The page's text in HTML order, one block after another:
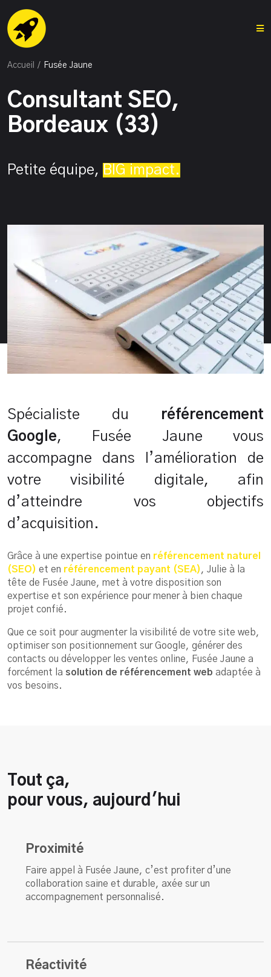
Accueil / Fusée Jaune
Consultant SEO,
Bordeaux (33)
Petite équipe, BIG impact.
Spécialiste du référencement
Google, Fusée Jaune vous
accompagne dans l’amélioration de
votre visibilité digitale, afin
d’atteindre vos objectifs
d’acquisition.
Grâce à une expertise pointue en référencement naturel
(SEO) et en référencement payant (SEA) , Julie à la
tête de Fusée Jaune, met à votre disposition son
expertise et son expérience pour mener à bien chaque
projet confié.
Que ce soit pour augmenter la visibilité de votre site web,
optimiser son positionnement sur Google, générer des
contacts ou développer les ventes online, Fusée Jaune a
forcément la solution de référencement web adaptée à
vos besoins.
Tout ça,
pour vous, aujourd'hui
Proximité
Faire appel à Fusée Jaune, c’est profiter d’une
collaboration saine et durable, axée sur un
accompagnement personnalisé.
Réactivité